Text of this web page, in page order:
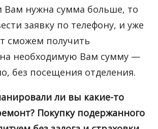
Вам нужна сумма больше, то
заявку по телефону, и уже
сможем получить
на необходимую Вам сумму —
без посещения отделения.
ли вы какие-то
Покупку подержанного